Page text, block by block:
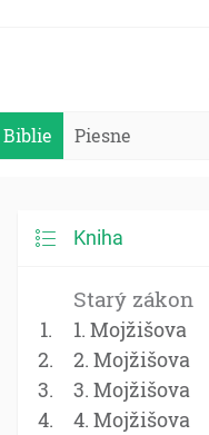
Biblie Piesne
Kniha
Starý zákon
1. Mojžišova
2. Mojžišova
3. Mojžišova
4. Mojžišova